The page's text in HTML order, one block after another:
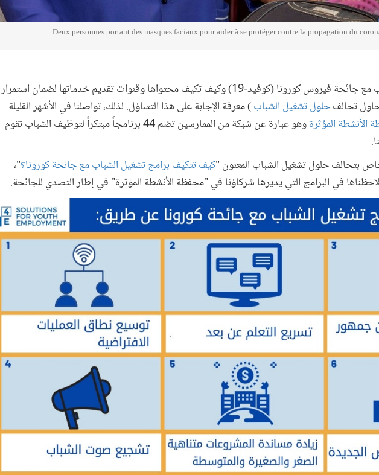
Deux personnes portant des masques faciaux pour aider à se protéger contre la propagation du
كيف تتعامل برامج تشغيل الشباب مع جائحة فيروس كورونا (كوفيد-19) وكيف تكيف محتواها وقنوات تقديم خدماتها لضمان استمرار
حاول تحالفحلول تشغيل الشباب) معرفة الإجابة على هذا التساؤل. لذلك، تواصلنا في الأشهر القليلة
الأنشطة المؤثرة
وهو عبارة عن شبكة من الممارسين تضم 44 برنامجاً مبتكراً لتوظيف الشباب تقوم
بتحالف حلول تشغيل الشباب المعنون "كيف تتكيف برامج تشغيل الشباب مع جائحة كورونا؟"،
في البرامج التي يديرها شركاؤنا في "محفظة الأنشطة المؤثرة" في إطار التصدي للجائحة.